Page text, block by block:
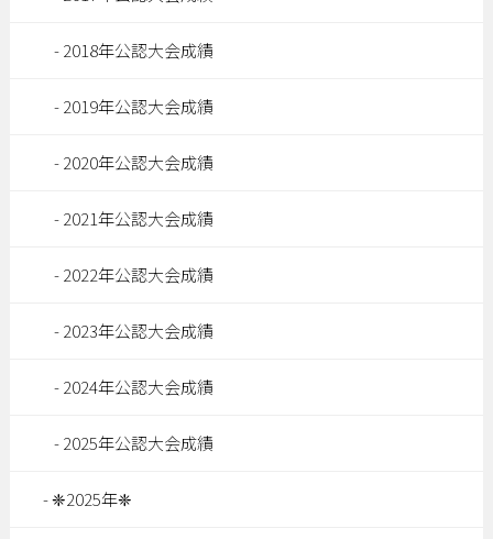
2018年公認大会成績
2019年公認大会成績
2020年公認大会成績
2021年公認大会成績
2022年公認大会成績
2023年公認大会成績
2024年公認大会成績
2025年公認大会成績
❈2025年❈